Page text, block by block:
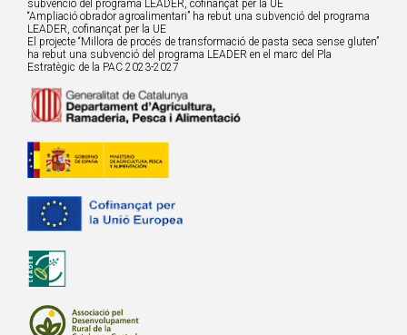
subvenció del programa LEADER, cofinançat per la UE
“Ampliació obrador agroalimentari” ha rebut una subvenció del programa
LEADER, cofinançat per la UE
El projecte “Millora de procés de transformació de pasta seca sense gluten”
ha rebut una subvenció del programa LEADER en el marc del Pla
Estratègic de la PAC 2023-2027